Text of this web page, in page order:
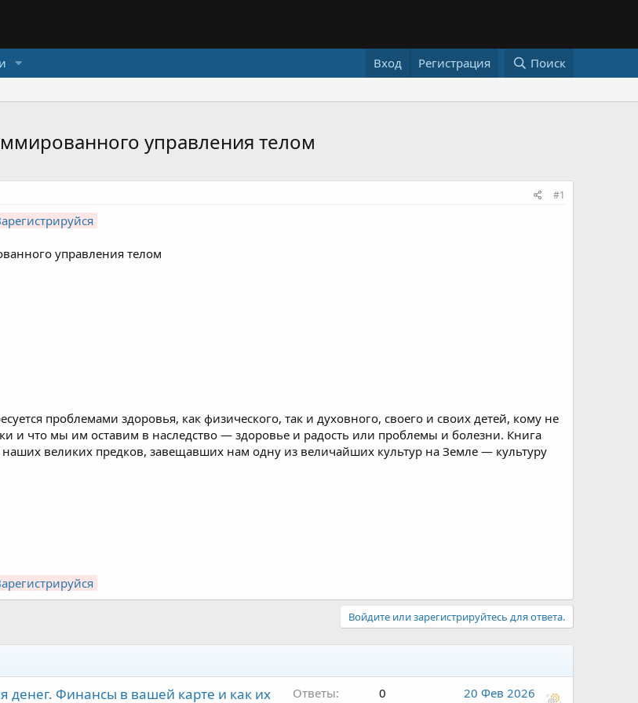
Вход Регистрация Поиск
управления телом
#1
управления телом
проблемами здоровья, как физического, так и духовного, своего и своих детей, кому не
и что мы им оставим в наследство — здоровье и радость или проблемы и болезни. Книга
наших великих предков, завещавших нам одну из величайших культур на Земле — культуру
Войдите или зарегистрируйтесь для ответа.
денег. Финансы в вашей карте и как их Ответы 0 20 Фев 2026